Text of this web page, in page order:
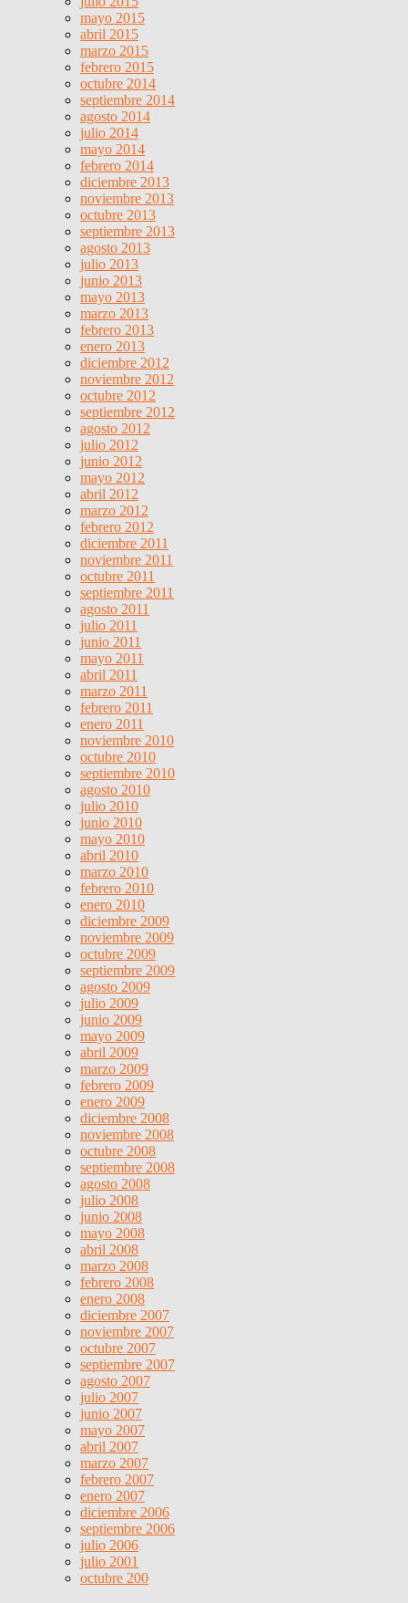
mayo 2015
abril 2015
marzo 2015
febrero 2015
octubre 2014
septiembre 2014
agosto 2014
julio 2014
mayo 2014
febrero 2014
diciembre 2013
noviembre 2013
octubre 2013
septiembre 2013
agosto 2013
julio 2013
junio 2013
mayo 2013
marzo 2013
febrero 2013
enero 2013
diciembre 2012
noviembre 2012
octubre 2012
septiembre 2012
agosto 2012
julio 2012
junio 2012
mayo 2012
abril 2012
marzo 2012
febrero 2012
diciembre 2011
noviembre 2011
octubre 2011
septiembre 2011
agosto 2011
julio 2011
junio 2011
mayo 2011
abril 2011
marzo 2011
febrero 2011
enero 2011
noviembre 2010
octubre 2010
septiembre 2010
agosto 2010
julio 2010
junio 2010
mayo 2010
abril 2010
marzo 2010
febrero 2010
enero 2010
diciembre 2009
noviembre 2009
octubre 2009
septiembre 2009
agosto 2009
julio 2009
junio 2009
mayo 2009
abril 2009
marzo 2009
febrero 2009
enero 2009
diciembre 2008
noviembre 2008
octubre 2008
septiembre 2008
agosto 2008
julio 2008
junio 2008
mayo 2008
abril 2008
marzo 2008
febrero 2008
enero 2008
diciembre 2007
noviembre 2007
octubre 2007
septiembre 2007
agosto 2007
julio 2007
junio 2007
mayo 2007
abril 2007
marzo 2007
febrero 2007
enero 2007
diciembre 2006
septiembre 2006
julio 2006
julio 2001
octubre 200